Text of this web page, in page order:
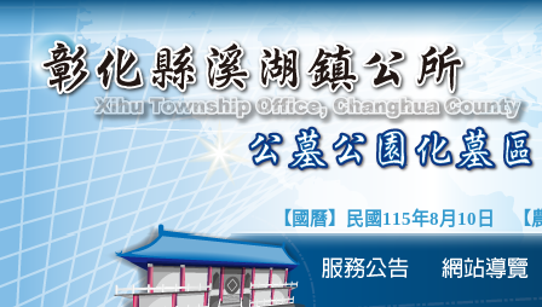
【國曆】 民國115年8月10日 【